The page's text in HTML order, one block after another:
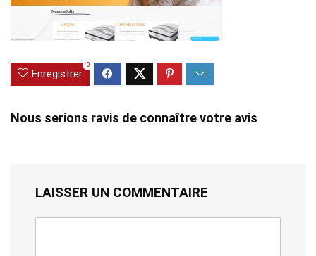
Enregistrer
0
Nous serions ravis de connaître votre avis
LAISSER UN COMMENTAIRE